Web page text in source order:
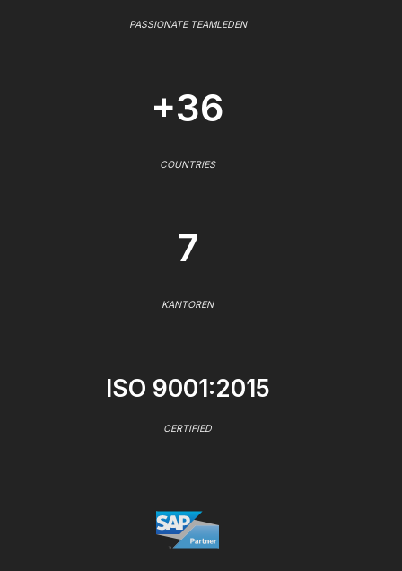
PASSIONATE TEAMLEDEN
+36
COUNTRIES
7
KANTOREN
ISO 9001:2015
CERTIFIED